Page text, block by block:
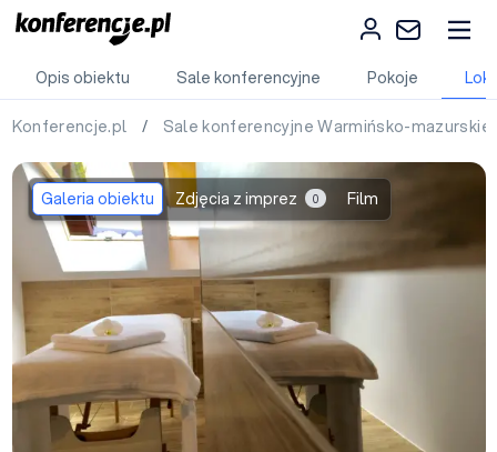
Opis obiektu Sale konferencyjne Pokoje
Konferencje.pl / Sale konferencyjne Warmińsko-mazurskie
Galeria obiektu Zdjęcia z imprez 0 Film